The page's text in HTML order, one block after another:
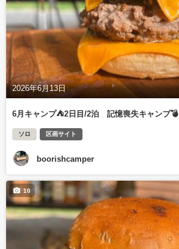
2026年6月13日
6月キャンプ⛺️2日目/2泊 記憶喪失キャンプ💣
ソロ 区画サイト
boorishcamper
10